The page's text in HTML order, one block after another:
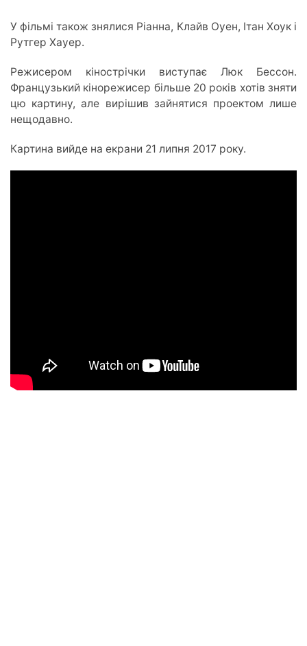
У фільмі також знялися Ріанна, Клайв Оуен, Ітан Хоук і
Рутгер Хауер.
Режисером кінострічки виступає Люк Бессон.
Французький кінорежисер більше 20 років хотів зняти
цю картину, але вирішив зайнятися проектом лише
нещодавно.
Картина вийде на екрани 21 липня 2017 року.